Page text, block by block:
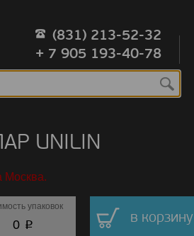
(831) 213-52-32
+ 7 905 193-40-78
UNILIN
Москва.
упаковок
0 p в корзину